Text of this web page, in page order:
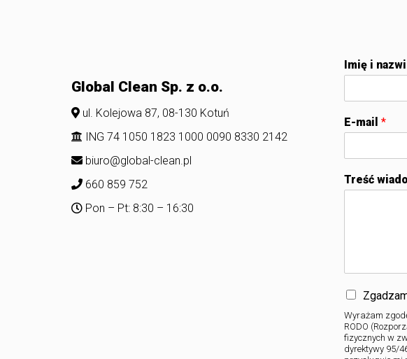
Global Clean Sp. z o.o.
ul. Kolejowa 87, 08-130 Kotuń
ING 74 1050 1823 1000 0090 8330 2142
biuro@global-clean.pl
660 859 752
Pon – Pt: 8:30 – 16:30
Imię i
E-mail *
Treść
Wyrażam
RODO
fizycznych w
dyrektywy 95/